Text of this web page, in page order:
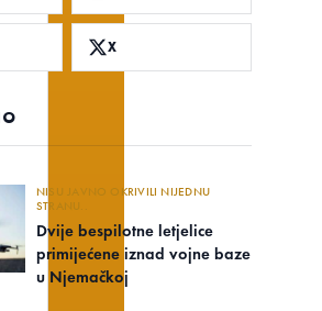
X
NISU JAVNO OKRIVILI NIJEDNU
STRANU..
Dvije bespilotne letjelice
primijećene iznad vojne baze
u Njemačkoj